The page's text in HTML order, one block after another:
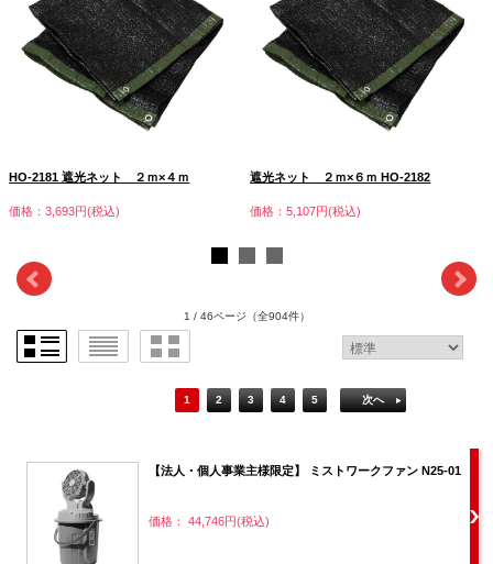
HO-2181 遮光ネット ２ｍ×４ｍ
価格：3,693円(税込)
遮光ネット ２ｍ×６ｍ HO-2182
価格：5,107円(税込)
1 / 46ページ （全904件）
1 2 3 4 5 次へ
【法人・個人事業主様限定】 ミストワークファン N25-01
価格： 44,746円(税込)